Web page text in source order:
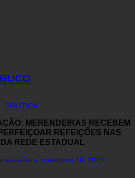
POLÍTICA
MERENDEIRAS RECEBEM
REFEIÇÕES NAS
REDE ESTADUAL
sexta-feira, novembro 10, 2023